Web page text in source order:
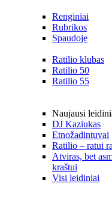
Renginiai
Rubrikos
Spaudoje
Ratilio klubas
Ratilio 50
Ratilio 55
Naujausi
DJ Kaziukas
Etnožadintuvai
Ratilio – ratui
Atviras, bet
kraštui
Visi leidiniai